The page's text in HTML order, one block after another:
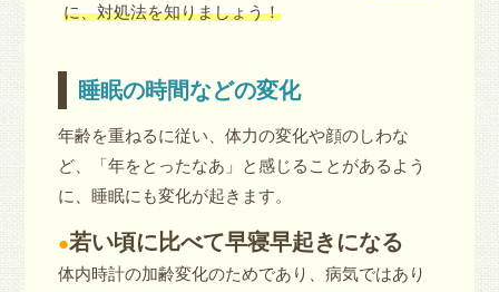
に、対処法を知りましょう！
睡眠の時間などの変化
年齢を重ねるに従い、体力の変化や顔のしわな
ど、「年をとったなあ」と感じることがあるよう
に、睡眠にも変化が起きます。
●若い頃に比べて早寝早起きになる
体内時計の加齢変化のためであり、病気ではあり